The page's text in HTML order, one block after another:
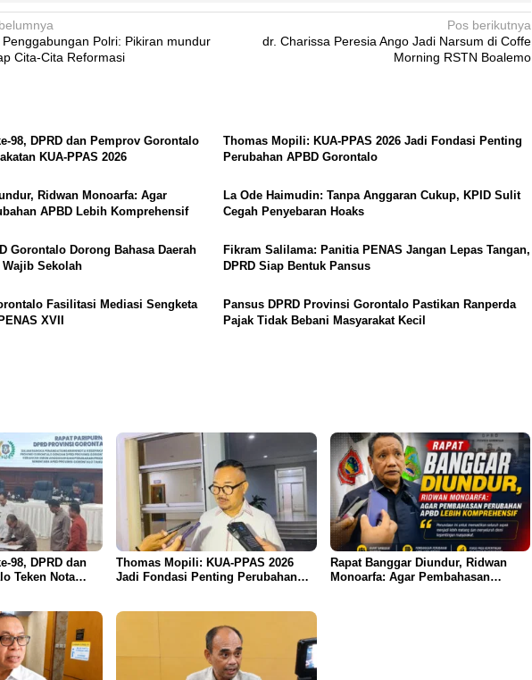
Penggabungan Polri: Pikiran mundur
Cita-Cita Reformasi
Pos berikutnya
dr. Charissa Peresia Ango Jadi Narsum di Coffe
Morning RSTN Boalemo
98, DPRD dan Pemprov Gorontalo
KUA-PPAS 2026
Thomas Mopili: KUA-PPAS 2026 Jadi Fondasi Penting
Perubahan APBD Gorontalo
Ridwan Monoarfa: Agar
APBD Lebih Komprehensif
La Ode Haimudin: Tanpa Anggaran Cukup, KPID Sulit
Cegah Penyebaran Hoaks
Gorontalo Dorong Bahasa Daerah
Sekolah
Fikram Salilama: Panitia PENAS Jangan Lepas Tangan,
DPRD Siap Bentuk Pansus
Fasilitasi Mediasi Sengketa
XVII
Pansus DPRD Provinsi Gorontalo Pastikan Ranperda
Pajak Tidak Bebani Masyarakat Kecil
98, DPRD dan
Teken Nota
Thomas Mopili: KUA-PPAS 2026
Jadi Fondasi Penting Perubahan
Rapat Banggar Diundur, Ridwan
Monoarfa: Agar Pembahasan